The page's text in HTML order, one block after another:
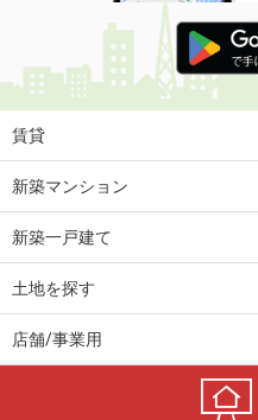
賃貸
新築マンション
新築一戸建て
土地を探す
店舗/事業用